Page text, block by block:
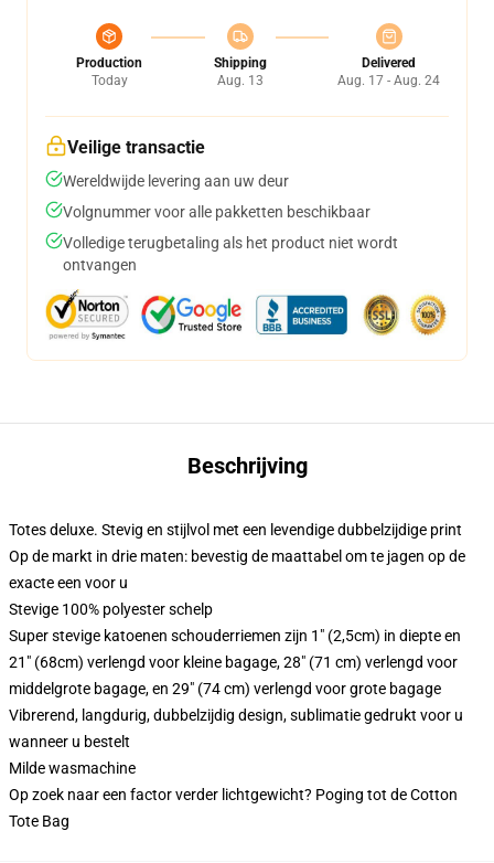
Production
Today
Shipping
Aug. 13
Delivered
Aug. 17 - Aug. 24
Veilige transactie
Wereldwijde levering aan uw deur
Volgnummer voor alle pakketten beschikbaar
Volledige terugbetaling als het product niet wordt
ontvangen
Beschrijving
Totes deluxe. Stevig en stijlvol met een levendige dubbelzijdige print
Op de markt in drie maten: bevestig de maattabel om te jagen op de
exacte een voor u
Stevige 100% polyester schelp
Super stevige katoenen schouderriemen zijn 1" (2,5cm) in diepte en
21" (68cm) verlengd voor kleine bagage, 28" (71 cm) verlengd voor
middelgrote bagage, en 29" (74 cm) verlengd voor grote bagage
Vibrerend, langdurig, dubbelzijdig design, sublimatie gedrukt voor u
wanneer u bestelt
Milde wasmachine
Op zoek naar een factor verder lichtgewicht? Poging tot de Cotton
Tote Bag